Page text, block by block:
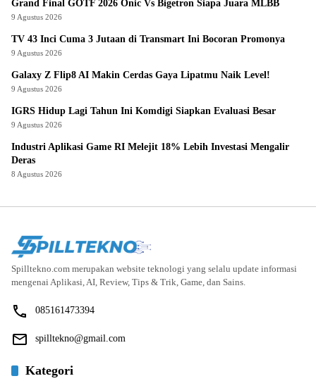
Grand Final GOTF 2026 Onic Vs Bigetron Siapa Juara MLBB
9 Agustus 2026
TV 43 Inci Cuma 3 Jutaan di Transmart Ini Bocoran Promonya
9 Agustus 2026
Galaxy Z Flip8 AI Makin Cerdas Gaya Lipatmu Naik Level!
9 Agustus 2026
IGRS Hidup Lagi Tahun Ini Komdigi Siapkan Evaluasi Besar
9 Agustus 2026
Industri Aplikasi Game RI Melejit 18% Lebih Investasi Mengalir
Deras
8 Agustus 2026
Spilltekno.com merupakan website teknologi yang selalu update informasi
mengenai Aplikasi, AI, Review, Tips & Trik, Game, dan Sains.
085161473394
spilltekno@gmail.com
Kategori